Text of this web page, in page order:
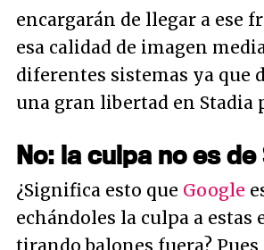
encargarán de llegar a ese
esa calidad de imagen
diferentes sistemas ya que
una gran libertad en Stadia
No: la culpa no es
¿Significa esto que Google
echándoles la culpa a estas
tirando balones fuera? Pues